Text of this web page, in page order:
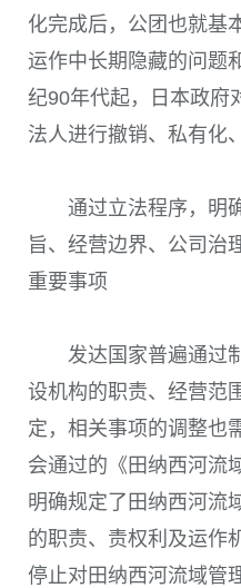
化完成后，公团也就基
运作中长期隐藏的问题
纪90年代起，日本政府
法人进行撤销、私有化
通过立法程序，明
旨、经营边界、公司治
重要事项
发达国家普遍通过
设机构的职责、经营范
定，相关事项的调整也
会通过的《田纳西河流
明确规定了田纳西河流
的职责、责权利及运作
停止对田纳西河流域管